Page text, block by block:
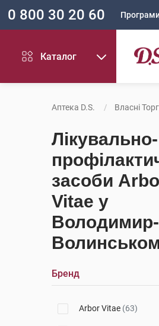
0 800 30 20 60
Каталог
Аптека D.S. Власні
Лікувально-
засоби
Vitae у
Володимир-
Бренд
Arbor Vitae (63)